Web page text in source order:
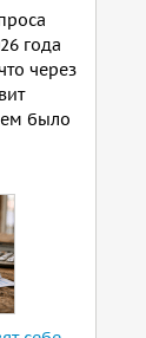
года
через
было